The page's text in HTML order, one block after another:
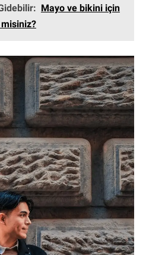
Mayo ve bikini için
misiniz?